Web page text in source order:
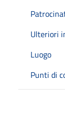
Ulteriori
Luogo
Punti di